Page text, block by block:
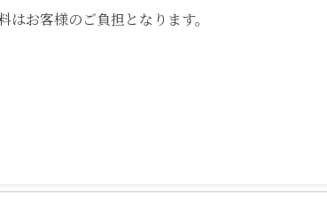
はお客様のご負担となります。